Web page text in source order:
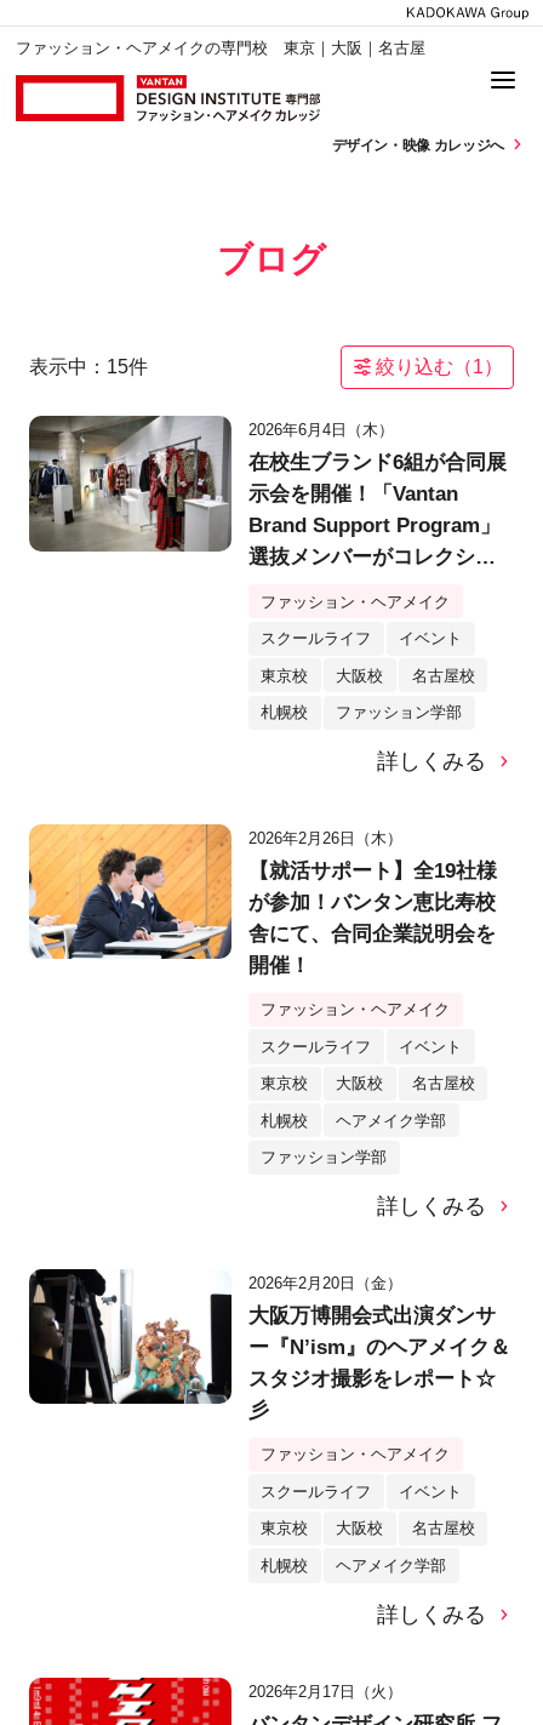
ファッション・ヘアメイクの専門校 東京｜大阪｜名古屋
デザイン・ 映像 カレッジへ
ブログ
表示中： 15件 絞り込む（1）
2026年6月4日（木）
在校生ブランド6組が合同展
示会を開催！「Vantan
Brand Support Program」
選抜メンバーがコレクショ
ファッション・ヘアメイク
スクールライフ イベント
東京校 大阪校 名古屋校
札幌校 ファッション学部
詳しくみる
2026年2月26日（木）
【就活サポート】全19社様
が参加！バンタン恵比寿校
舎にて、合同企業説明会を
開催！
ファッション・ヘアメイク
スクールライフ イベント
東京校 大阪校 名古屋校
札幌校 ヘアメイク学部
ファッション学部
詳しくみる
2026年2月20日（金）
大阪万博開会式出演ダンサ
ー『N’ism』のヘアメイク＆
スタジオ撮影をレポート☆
彡
ファッション・ヘアメイク
スクールライフ イベント
東京校 大阪校 名古屋校
札幌校 ヘアメイク学部
詳しくみる
2026年2月17日（火）